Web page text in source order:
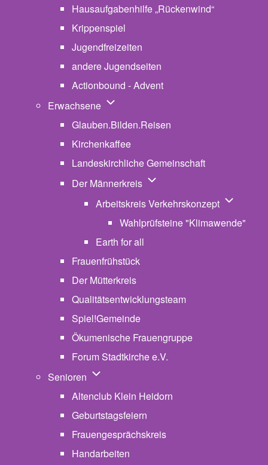
Hausaufgabenhilfe „Rückenwind“
Krippenspiel
Jugendfreizeiten
andere Jugendseiten
Actionbound - Advent
Erwachsene Unternavigation von Erwachsene
Glauben.Bilden.Reisen
Kirchenkaffee
Landeskirchliche Gemeinschaft
Der Männerkreis Unternavigation von Der
Arbeitskreis Verkehrskonzept
Wahlprüfsteine "Klimawende"
Earth for all
Frauenfrühstück
Der Mütterkreis
Qualitätsentwicklungsteam
Spiel!Gemeinde
Ökumenische Frauengruppe
Forum Stadtkirche e.V.
Senioren Unternavigation von Senioren
Altenclub Klein Heidorn
Geburtstagsfeiern
Frauengesprächskreis
Handarbeiten